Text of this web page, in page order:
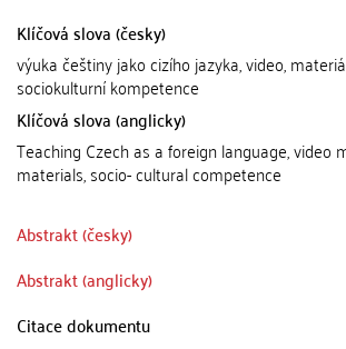
Klíčová slova (česky)
výuka češtiny jako cizího jazyka, video,
sociokulturní kompetence
Klíčová slova (anglicky)
Teaching Czech as a foreign language, video
materials, socio- cultural competence
Abstrakt (česky)
Abstrakt (anglicky)
Citace dokumentu